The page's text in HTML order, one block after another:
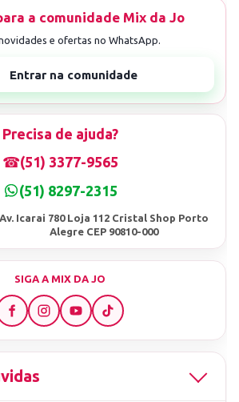
Precisa de ajuda?
☎(51) 3377-9565
(51) 8297-2315
Av. Icarai 780 Loja 112 Cristal Shop Porto
Alegre CEP 90810-000
SIGA A MIX DA JO